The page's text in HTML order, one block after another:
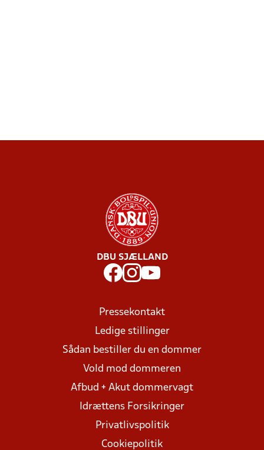
DBU SJÆLLAND
Pressekontakt
Ledige stillinger
Sådan bestiller du en dommer
Vold mod dommeren
Afbud + Akut dommervagt
Idrættens Forsikringer
Privatlivspolitik
Cookiepolitik